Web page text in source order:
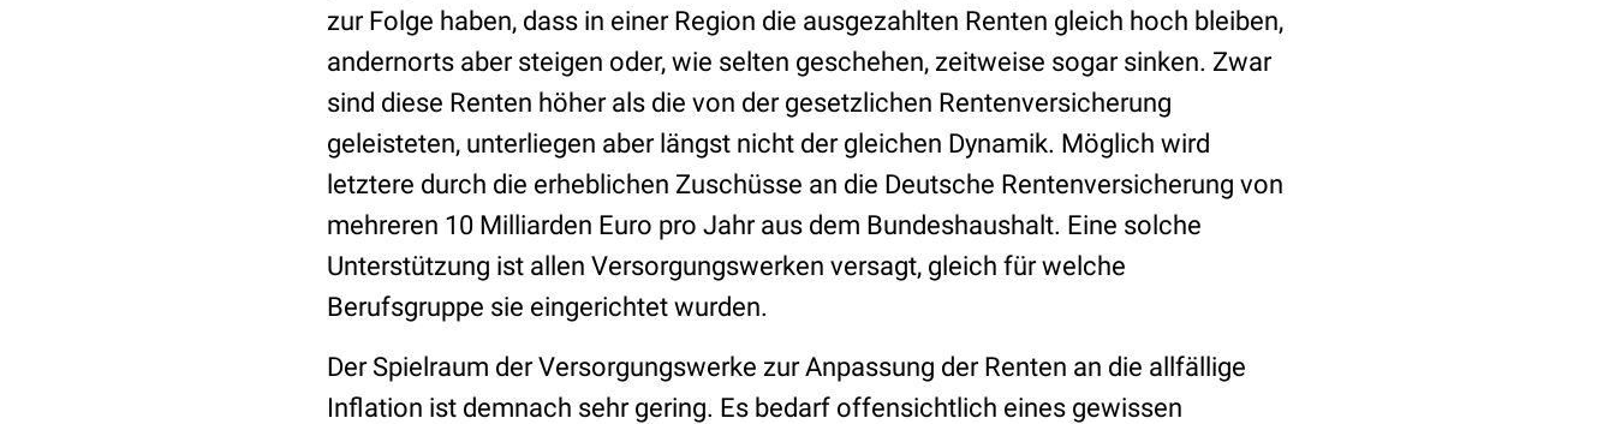
zur Folge haben, dass in einer Region die ausgezahlten Renten gleich hoch bleiben,
andernorts aber steigen oder, wie selten geschehen, zeitweise sogar sinken. Zwar
sind diese Renten höher als die von der gesetzlichen Rentenversicherung
geleisteten, unterliegen aber längst nicht der gleichen Dynamik. Möglich wird
letztere durch die erheblichen Zuschüsse an die Deutsche Rentenversicherung von
mehreren 10 Milliarden Euro pro Jahr aus dem Bundeshaushalt. Eine solche
Unterstützung ist allen Versorgungswerken versagt, gleich für welche
Berufsgruppe sie eingerichtet wurden.
Der Spielraum der Versorgungswerke zur Anpassung der Renten an die allfällige
Inflation ist demnach sehr gering. Es bedarf offensichtlich eines gewissen